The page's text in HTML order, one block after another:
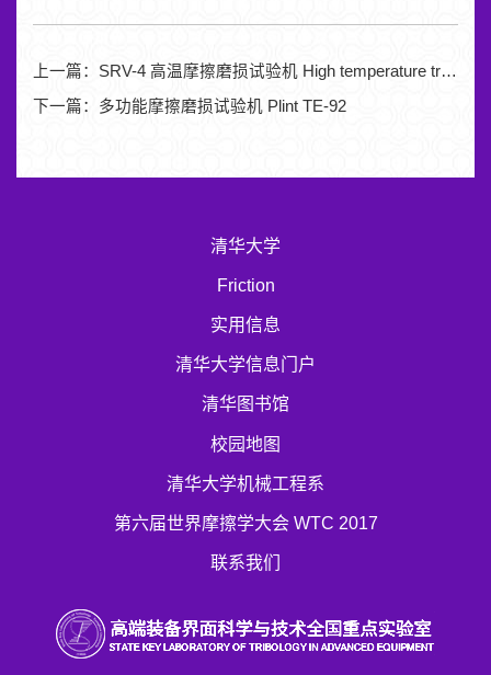
上一篇： SRV-4 高温摩擦磨损试验机 High temperature tribotester
下一篇： 多功能摩擦磨损试验机 Plint TE-92
清华大学
Friction
实用信息
清华大学信息门户
清华图书馆
校园地图
清华大学机械工程系
第六届世界摩擦学大会 WTC 2017
联系我们